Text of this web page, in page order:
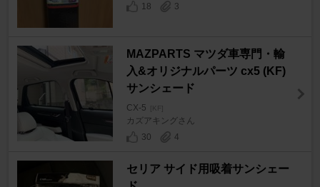
18
3
MAZPARTS マツダ車専門・輸
入&オリジナルパーツ cx5 (KF)
サンシェード
CX-5 [KF]
カズアキングさん
30
4
セリア サイド用吸着サンシェー